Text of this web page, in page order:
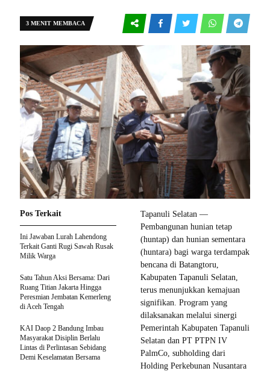
3 MENIT MEMBACA
Tapanuli Selatan —
Pembangunan hunian tetap
(huntap) dan hunian sementara
(huntara) bagi warga terdampak
bencana di Batangtoru,
Kabupaten Tapanuli Selatan,
terus menunjukkan kemajuan
signifikan. Program yang
dilaksanakan melalui sinergi
Pemerintah Kabupaten Tapanuli
Selatan dan PT PTPN IV
PalmCo, subholding dari
Holding Perkebunan Nusantara
Pos Terkait
Ini Jawaban Lurah Lahendong
Terkait Ganti Rugi Sawah Rusak
Milik Warga
Satu Tahun Aksi Bersama: Dari
Ruang Titian Jakarta Hingga
Peresmian Jembatan Kemerleng
di Aceh Tengah
KAI Daop 2 Bandung Imbau
Masyarakat Disiplin Berlalu
Lintas di Perlintasan Sebidang
Demi Keselamatan Bersama